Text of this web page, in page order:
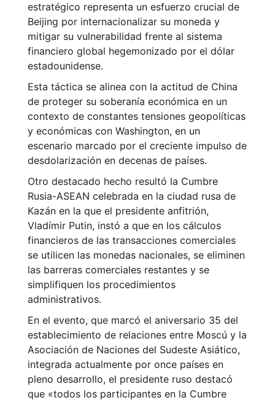
estratégico representa un esfuerzo crucial de
Beijing por internacionalizar su moneda y
mitigar su vulnerabilidad frente al sistema
financiero global hegemonizado por el dólar
estadounidense.
Esta táctica se alinea con la actitud de China
de proteger su soberanía económica en un
contexto de constantes tensiones geopolíticas
y económicas con Washington, en un
escenario marcado por el creciente impulso de
desdolarización en decenas de países.
Otro destacado hecho resultó la Cumbre
Rusia-ASEAN celebrada en la ciudad rusa de
Kazán en la que el presidente anfitrión,
Vladímir Putin, instó a que en los cálculos
financieros de las transacciones comerciales
se utilicen las monedas nacionales, se eliminen
las barreras comerciales restantes y se
simplifiquen los procedimientos
administrativos.
En el evento, que marcó el aniversario 35 del
establecimiento de relaciones entre Moscú y la
Asociación de Naciones del Sudeste Asiático,
integrada actualmente por once países en
pleno desarrollo, el presidente ruso destacó
que «todos los participantes en la Cumbre